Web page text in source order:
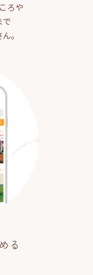
ろや
で
。
る